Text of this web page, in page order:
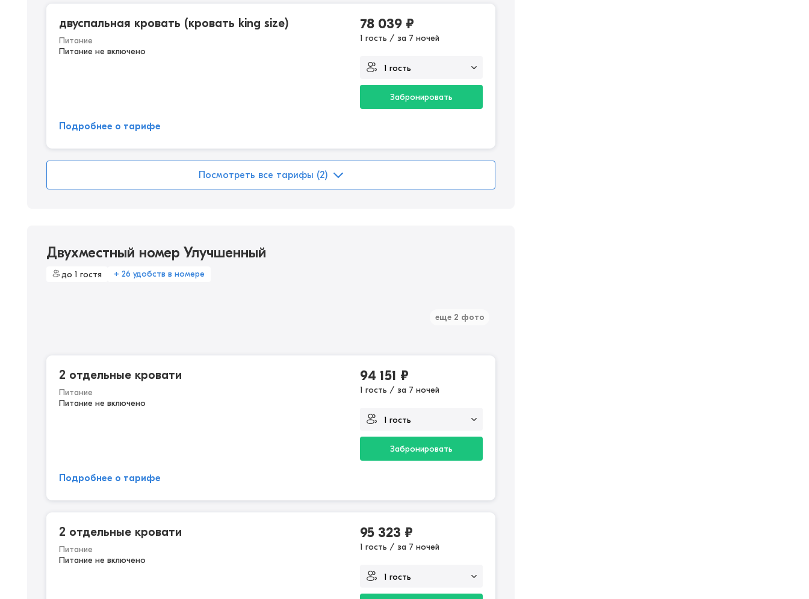
двуспальная кровать (кровать king size)
Питание
Питание не включено
78 039 ₽
1 гость / за 7 ночей
Забронировать
Подробнее о тарифе
Посмотреть все тарифы (2)
Двухместный номер Улучшенный
до 1 гостя + 26 удобств в номере
еще 2 фото
2 отдельные кровати
Питание
Питание не включено
94 151 ₽
1 гость / за 7 ночей
Забронировать
Подробнее о тарифе
2 отдельные кровати
Питание
Питание не включено
95 323 ₽
1 гость / за 7 ночей